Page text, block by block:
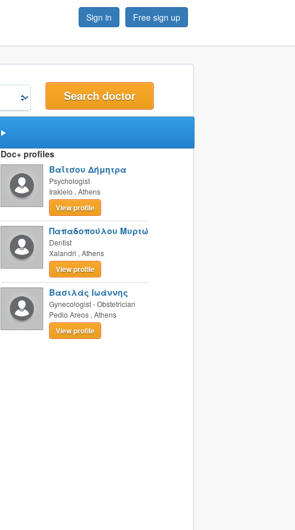
Sign in Free sign up
Doc+ profiles
Βαΐτσου Δήμητρα
Psychologist
Irakleio , Athens
View profile
Παπαδοπούλου Μυρτώ
Dentist
Xalandri , Athens
View profile
Βασιλάς Ιωάννης
Gynecologist - Obstetrician
Pedio Areos , Athens
View profile